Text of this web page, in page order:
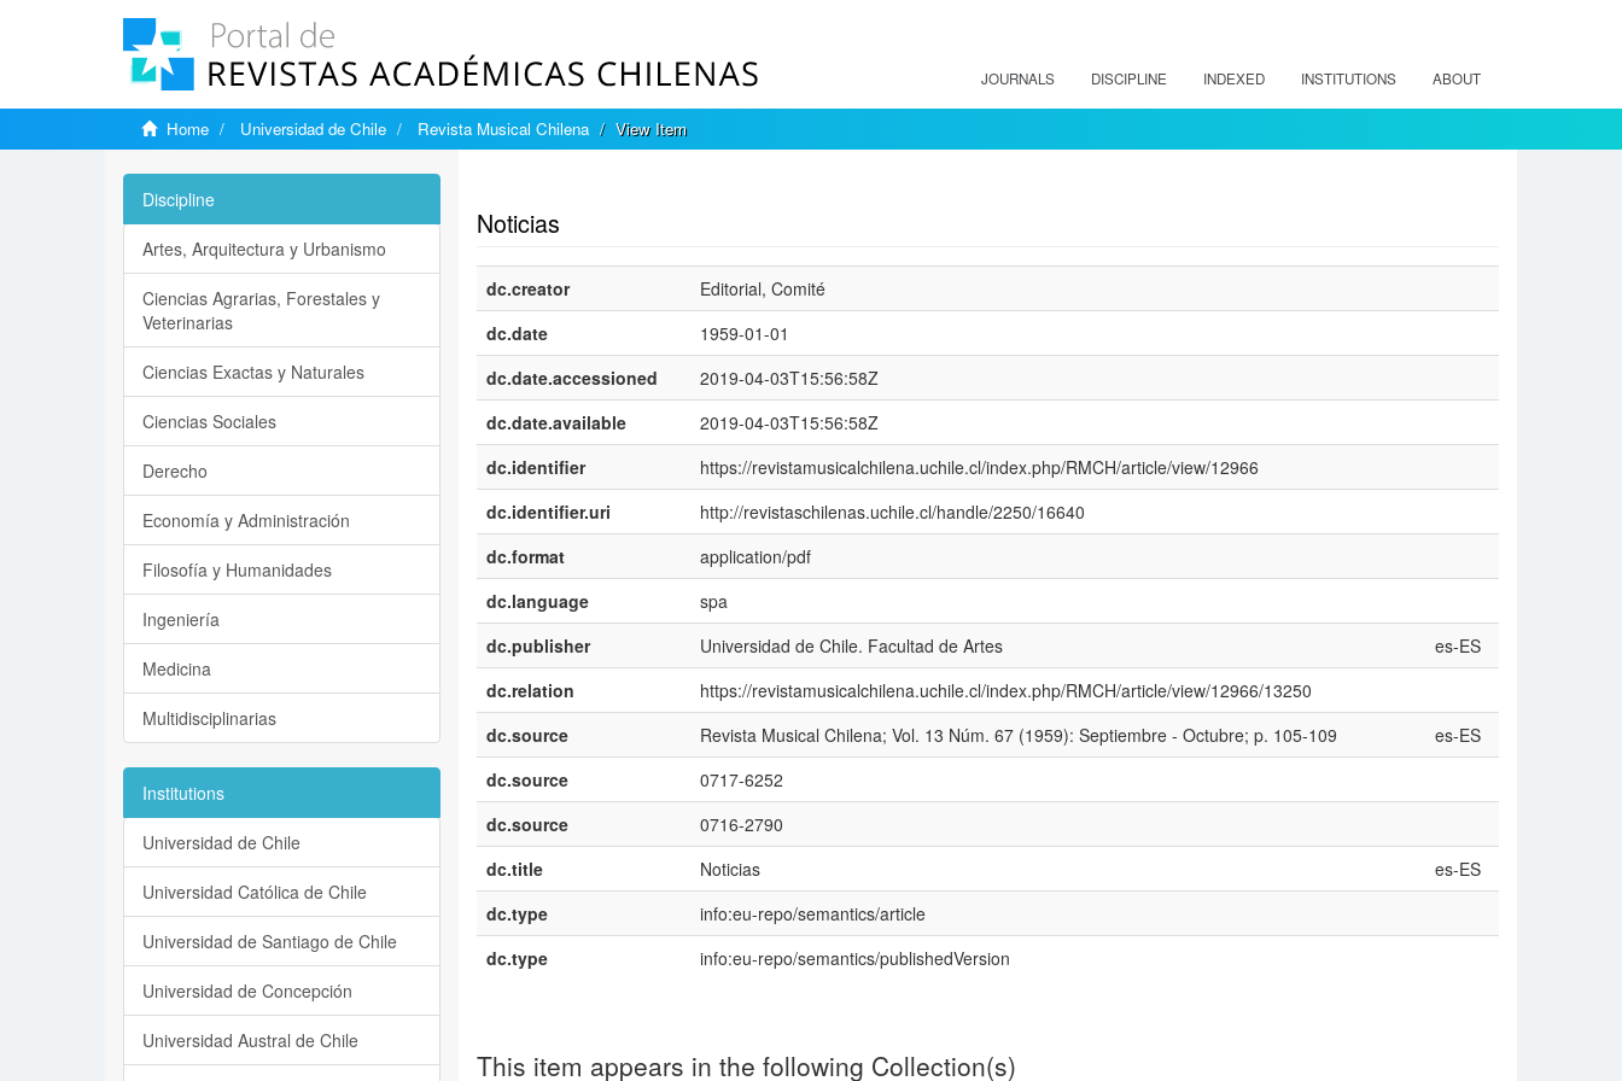
JOURNALS DISCIPLINE INDEXED INSTITUTIONS ABOUT
Home Universidad de Chile Revista Musical Chilena View Item
Noticias
dc.creator
Editorial, Comité
dc.date
1959-01-01
dc.date.accessioned
2019-04-03T15:56:58Z
dc.date.available
2019-04-03T15:56:58Z
dc.identifier
https://revistamusicalchilena.uchile.cl/index.php/RMCH/article/view/12966
dc.identifier.uri
http://revistaschilenas.uchile.cl/handle/2250/16640
dc.format
application/pdf
dc.language
spa
dc.publisher
Universidad de Chile. Facultad de Artes
es-ES
dc.relation
https://revistamusicalchilena.uchile.cl/index.php/RMCH/article/view/12966/13250
dc.source
Revista Musical Chilena; Vol. 13 Núm. 67 (1959): Septiembre - Octubre; p. 105-109
es-ES
dc.source
0717-6252
dc.source
0716-2790
dc.title
Noticias
es-ES
dc.type
info:eu-repo/semantics/article
dc.type
info:eu-repo/semantics/publishedVersion
This item appears in the following Collection(s)
Discipline
Artes, Arquitectura y Urbanismo
Ciencias Agrarias, Forestales y
Veterinarias
Ciencias Exactas y Naturales
Ciencias Sociales
Derecho
Economía y Administración
Filosofía y Humanidades
Ingeniería
Medicina
Multidisciplinarias
Institutions
Universidad de Chile
Universidad Católica de Chile
Universidad de Santiago de Chile
Universidad de Concepción
Universidad Austral de Chile